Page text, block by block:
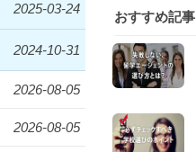
2025-03-24
2024-10-31
2026-08-05
2026-08-05
おすすめ記事